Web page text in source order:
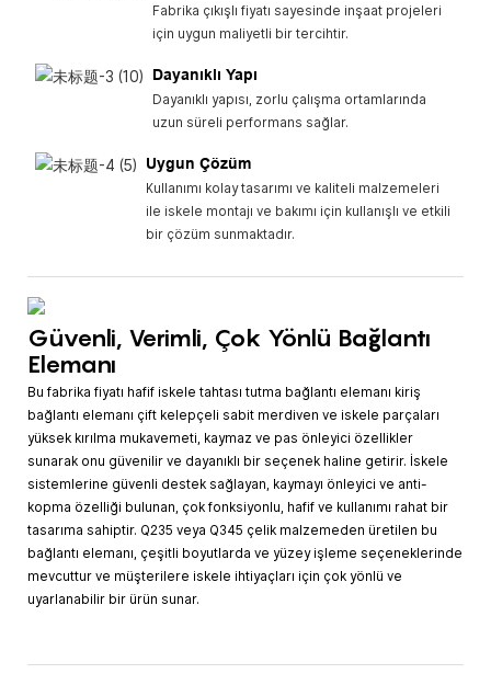
Fabrika çıkışlı fiyatı sayesinde inşaat projeleri
için uygun maliyetli bir tercihtir.
Dayanıklı Yapı
Dayanıklı yapısı, zorlu çalışma ortamlarında
uzun süreli performans sağlar.
Uygun Çözüm
Kullanımı kolay tasarımı ve kaliteli malzemeleri
ile iskele montajı ve bakımı için kullanışlı ve etkili
bir çözüm sunmaktadır.
Güvenli, Verimli, Çok Yönlü Bağlantı
Elemanı
Bu fabrika fiyatı hafif iskele tahtası tutma bağlantı elemanı kiriş
bağlantı elemanı çift kelepçeli sabit merdiven ve iskele parçaları
yüksek kırılma mukavemeti, kaymaz ve pas önleyici özellikler
sunarak onu güvenilir ve dayanıklı bir seçenek haline getirir. İskele
sistemlerine güvenli destek sağlayan, kaymayı önleyici ve anti-
kopma özelliği bulunan, çok fonksiyonlu, hafif ve kullanımı rahat bir
tasarıma sahiptir. Q235 veya Q345 çelik malzemeden üretilen bu
bağlantı elemanı, çeşitli boyutlarda ve yüzey işleme seçeneklerinde
mevcuttur ve müşterilere iskele ihtiyaçları için çok yönlü ve
uyarlanabilir bir ürün sunar.